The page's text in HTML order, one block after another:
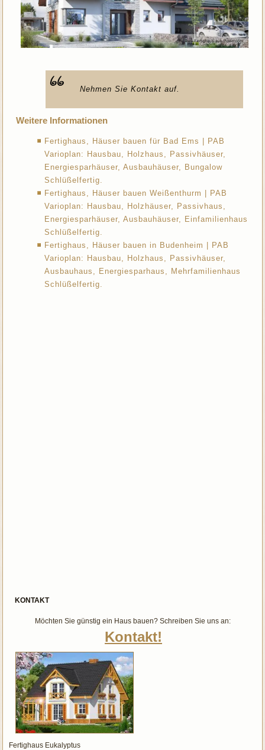
Nehmen Sie Kontakt auf.
Weitere Informationen
Fertighaus, Häuser bauen für Bad Ems | PAB
Varioplan: Hausbau, Holzhaus, Passivhäuser,
Energiesparhäuser, Ausbauhäuser, Bungalow
Schlüßelfertig.
Fertighaus, Häuser bauen Weißenthurm | PAB
Varioplan: Hausbau, Holzhäuser, Passivhaus,
Energiesparhäuser, Ausbauhäuser, Einfamilienhaus
Schlüßelfertig.
Fertighaus, Häuser bauen in Budenheim | PAB
Varioplan: Hausbau, Holzhaus, Passivhäuser,
Ausbauhaus, Energiesparhaus, Mehrfamilienhaus
Schlüßelfertig.
KONTAKT
Möchten Sie günstig ein Haus bauen? Schreiben Sie uns an:
Kontakt!
Fertighaus Eukalyptus